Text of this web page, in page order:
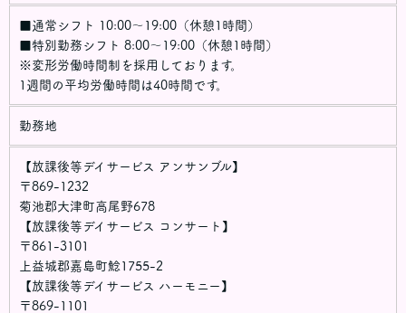
■通常シフト 10:00～19:00（休憩1時間）
■特別勤務シフト 8:00～19:00（休憩1時間）
※変形労働時間制を採用しております。
1週間の平均労働時間は40時間です。
勤務地
【放課後等デイサービス アンサンブル】
〒869-1232
菊池郡大津町高尾野678
【放課後等デイサービス コンサート】
〒861-3101
上益城郡嘉島町鯰1755-2
【放課後等デイサービス ハーモニー】
〒869-1101